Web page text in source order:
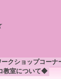
クショップコー
教室について◆